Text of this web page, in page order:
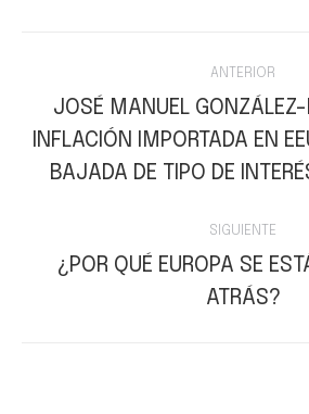
entre
publicaciones
ANTERIOR
anterior:
JOSÉ MANUEL
INFLACIÓN IMPORTADA EN
BAJADA DE TIPO DE
SIGUIENTE
¿POR QUÉ EUROPA SE
ATRÁS?